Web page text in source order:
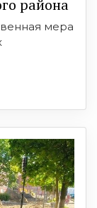
района
мера